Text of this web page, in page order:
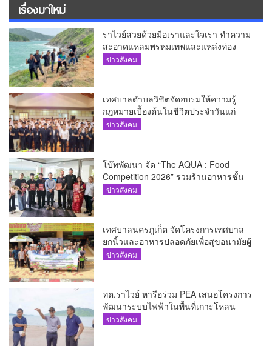
เรื่องมาใหม่
ราไวย์สวยด้วยมือเราและใจเรา ทำความ
สะอาดแหลมพรหมเทพและแหล่งท่อง
เที่ยว
ข่าวสังคม
เทศบาลตำบลวิชิตจัดอบรมให้ความรู้
กฎหมายเบื้องต้นในชีวิตประจำวันแก่
เยาวชน
ข่าวสังคม
โบ๊ทพัฒนา จัด “The AQUA : Food
Competition 2026” รวมร้านอาหารชั้น
นำของ The Shopps at The AQUA ชู
ข่าวสังคม
เทศบาลนครภูเก็ต จัดโครงการเทศบาล
ยกนิ้วและอาหารปลอดภัยเพื่อสุขอนามัยผู้
บริโภค
ข่าวสังคม
ทต.ราไวย์ หารือร่วม PEA เสนอโครงการ
พัฒนาระบบไฟฟ้าในพื้นที่เกาะโหลน
ข่าวสังคม